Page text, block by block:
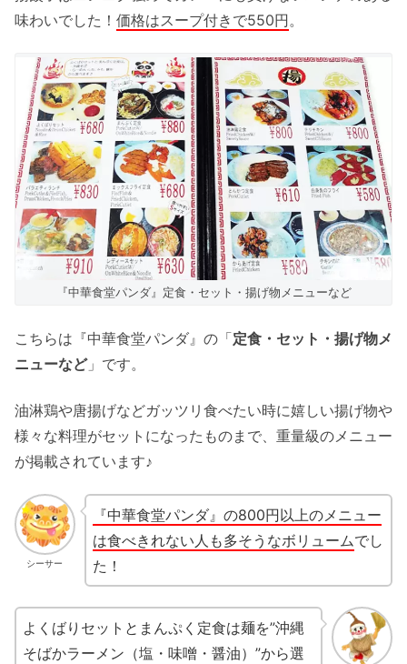
味わいでした！ 価格はスープ付きで550円。
『中華食堂パンダ』定食・セット・揚げ物メニューなど
こちらは『中華食堂パンダ』の「定食・セット・揚げ物メ
ニューなど」です。
油淋鶏や唐揚げなどガッツリ食べたい時に嬉しい揚げ物や
様々な料理がセットになったものまで、重量級のメニュー
が掲載されています♪
シーサー
『中華食堂パンダ』の800円以上のメニュー
は食べきれない人も多そうなボリュームでし
た！
よくばりセットとまんぷく定食は麺を”沖縄
そばかラーメン（塩・味噌・醤油）”から選